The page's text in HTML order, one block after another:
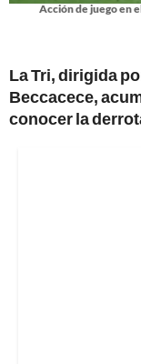
Acción de juego en
La Tri, dirigida
Beccacece,
conocer la